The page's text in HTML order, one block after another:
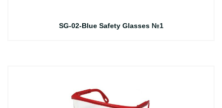
SG-02-Blue Safety Glasses №1